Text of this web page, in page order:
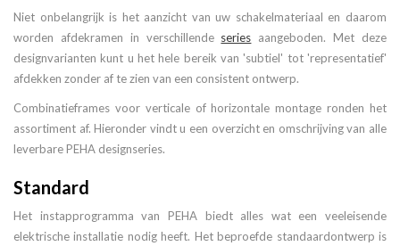
Niet onbelangrijk is het aanzicht van uw schakelmateriaal en daarom
worden afdekramen in verschillende series aangeboden. Met deze
designvarianten kunt u het hele bereik van 'subtiel' tot 'representatief'
afdekken zonder af te zien van een consistent ontwerp.
Combinatieframes voor verticale of horizontale montage ronden het
assortiment af. Hieronder vindt u een overzicht en omschrijving van alle
leverbare PEHA designseries.
Standard
Het instapprogramma van PEHA biedt alles wat een veeleisende
elektrische installatie nodig heeft. Het beproefde standaardontwerp is